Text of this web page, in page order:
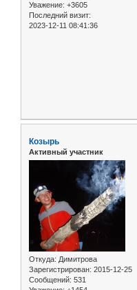
Уважение: +3605
Последний визит:
2023-12-11 08:41:36
Козырь
Активный участник
Откуда: Димитрова
Зарегистрирован: 2015-12-25
Сообщений: 531